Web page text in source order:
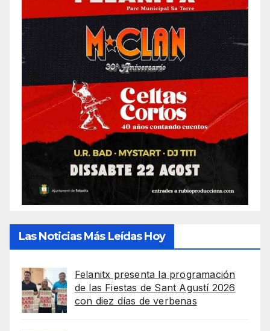
Las Noticias Más Leídas Hoy
Felanitx presenta la programación
de las Fiestas de Sant Agustí 2026
con diez días de verbenas